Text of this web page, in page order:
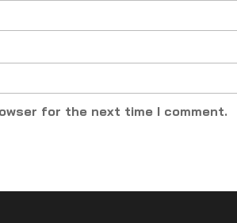
for the next time I comment.